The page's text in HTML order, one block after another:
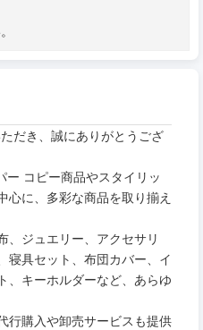
だき、誠にありがとうござ
ー コピー商品やスタイリッ
心に、多彩な商品を取り揃え
、ジュエリー、アクセサリ
寝具セット、布団カバー、イ
、キーホルダーなど、あらゆ
行購入や卸売サービスも提供